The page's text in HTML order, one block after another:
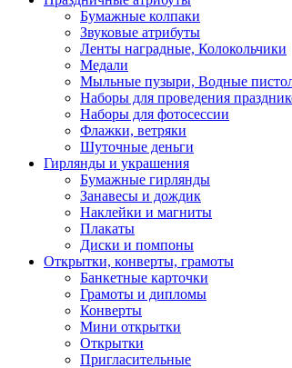
Бумажные колпаки
Звуковые атрибуты
Ленты наградные, Колокольчики
Медали
Мыльные пузыри, Водные
Наборы для проведения
Наборы для фотосессии
Флажки, ветряки
Шуточные деньги
Гирлянды и украшения
Бумажные гирлянды
Занавесы и дождик
Наклейки и магниты
Плакаты
Диски и помпоны
Открытки, конверты, грамоты
Банкетные карточки
Грамоты и дипломы
Конверты
Мини открытки
Открытки
Пригласительные